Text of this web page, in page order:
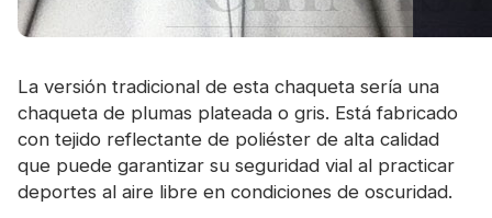
La versión tradicional de esta chaqueta sería una
chaqueta de plumas plateada o gris. Está fabricado
con tejido reflectante de poliéster de alta calidad
que puede garantizar su seguridad vial al practicar
deportes al aire libre en condiciones de oscuridad.